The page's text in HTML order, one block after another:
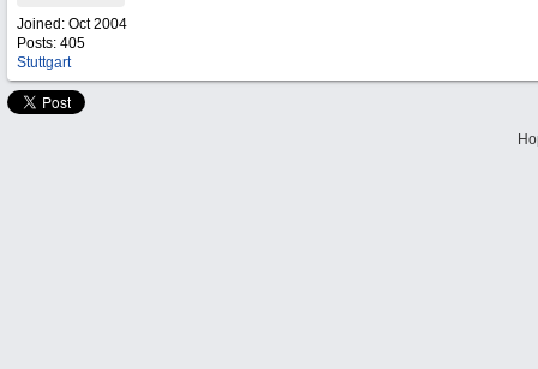
Joined: Oct 2004
Posts: 405
Stuttgart